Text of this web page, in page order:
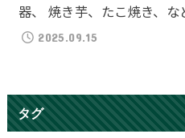
器、 焼き芋、たこ焼き、な
2025.09.15
タグ